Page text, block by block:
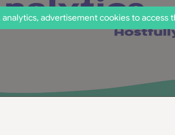
advertisement cookies to access